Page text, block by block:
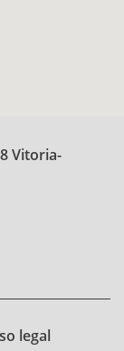
Vitoria-
legal